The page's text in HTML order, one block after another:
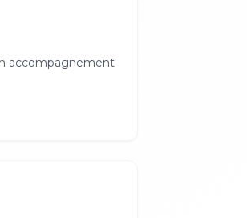
accompagnement